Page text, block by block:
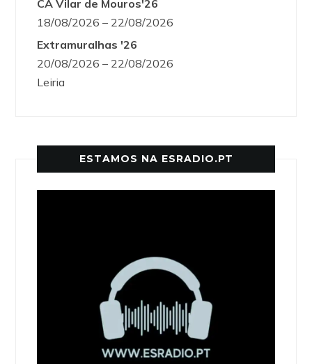
CA Vilar de Mouros'26
18/08/2026 – 22/08/2026
Extramuralhas '26
20/08/2026 – 22/08/2026
Leiria
ESTAMOS NA ESRADIO.PT